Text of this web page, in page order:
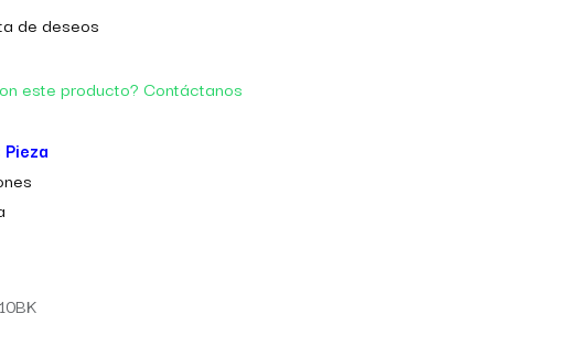
de deseos
este producto? Contáctanos
Pieza